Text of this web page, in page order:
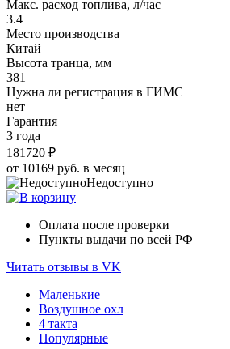
Макс. расход топлива, л/час
3.4
Место производства
Китай
Высота транца, мм
381
Нужна ли регистрация в ГИМС
нет
Гарантия
3 года
181720 ₽
от 10169 руб. в месяц
Недоступно
Оплата после проверки
Пункты выдачи по всей РФ
Читать отзывы в VK
Маленькие
Воздушное охл
4 такта
Популярные